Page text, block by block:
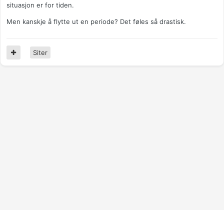
situasjon er for tiden.
Men kanskje å flytte ut en periode? Det føles så drastisk.
Siter